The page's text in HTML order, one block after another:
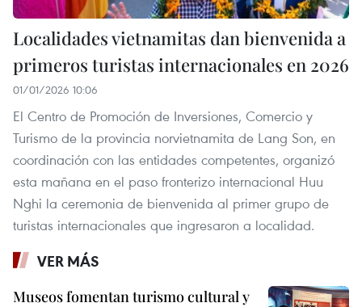
Localidades vietnamitas dan bienvenida a
primeros turistas internacionales en 2026
01/01/2026 10:06
El Centro de Promoción de Inversiones, Comercio y
Turismo de la provincia norvietnamita de Lang Son, en
coordinación con las entidades competentes, organizó
esta mañana en el paso fronterizo internacional Huu
Nghi la ceremonia de bienvenida al primer grupo de
turistas internacionales que ingresaron a localidad.
VER MÁS
Museos fomentan turismo cultural y